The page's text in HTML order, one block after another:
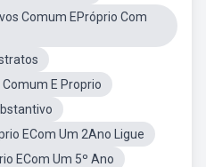
Comum EPróprio Com
E Proprio
ECom Um 2Ano Ligue
ECom Um 5º Ano